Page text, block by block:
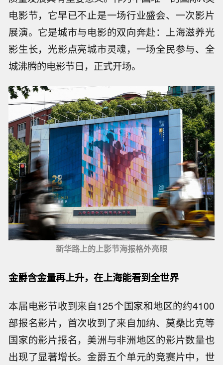
电影节，它早已不止是一场行业盛会、一次影片
展演。它是城市与电影的双向奔赴：上海滋养光
影生长，光影点亮城市灵魂，一场全民参与、全
城沸腾的电影节日，正式开场。
新华路上的上影节海报格外亮眼
金爵含金量再上升，在上海能看到全世界
本届电影节收到来自125个国家和地区的约4100
部报名影片，首次收到了来自加纳、莫桑比克等
国家的影片报名，美洲与非洲地区的影片数量也
出现了显著增长。金爵五个单元的竞赛片中，世